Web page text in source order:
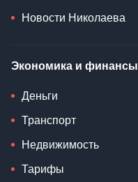
Новости Николаева
Экономика и финансы
Деньги
Транспорт
Недвижимость
Тарифы